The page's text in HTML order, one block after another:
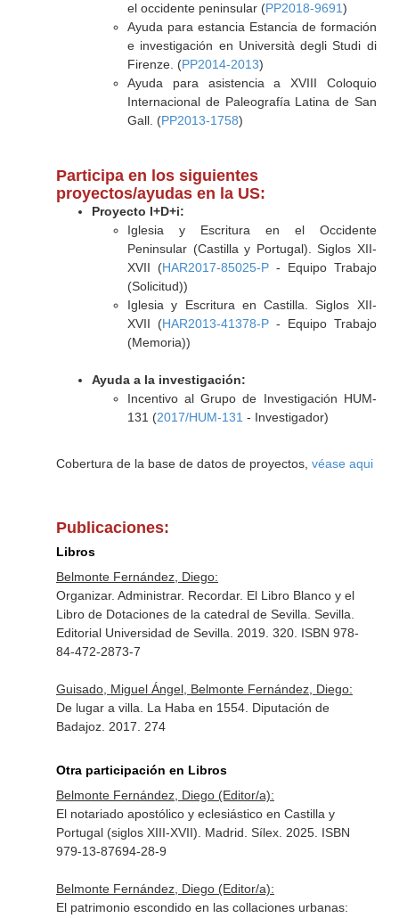
el occidente peninsular (PP2018-9691)
Ayuda para estancia Estancia de formación
e investigación en Università degli Studi di
Firenze. (PP2014-2013)
Ayuda para asistencia a XVIII Coloquio
Internacional de Paleografía Latina de San
Gall. (PP2013-1758)
Participa en los siguientes
proyectos/ayudas en la US:
Proyecto I+D+i:
Iglesia y Escritura en el Occidente
Peninsular (Castilla y Portugal). Siglos XII-
XVII (HAR2017-85025-P- Equipo Trabajo
(Solicitud))
Iglesia y Escritura en Castilla. Siglos XII-
XVII (HAR2013-41378-P- Equipo Trabajo
(Memoria))
Ayuda a la investigación:
Incentivo al Grupo de Investigación HUM-
131 (2017/HUM-131 - Investigador)
Cobertura de la base de datos de proyectos, véase aqui
Publicaciones:
Libros
Belmonte Fernández, Diego:
Organizar. Administrar. Recordar. El Libro Blanco y el
Libro de Dotaciones de la catedral de Sevilla. Sevilla.
Editorial Universidad de Sevilla. 2019. 320. ISBN 978-
84-472-2873-7
Guisado, Miguel Ángel, Belmonte Fernández, Diego:
De lugar a villa. La Haba en 1554. Diputación de
Badajoz. 2017. 274
Otra participación en Libros
Belmonte Fernández, Diego (Editor/a):
El notariado apostólico y eclesiástico en Castilla y
Portugal (siglos XIII-XVII). Madrid. Sílex. 2025. ISBN
979-13-87694-28-9
Belmonte Fernández, Diego (Editor/a):
El patrimonio escondido en las collaciones urbanas: